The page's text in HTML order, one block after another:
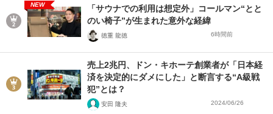
NEW
「サウナでの利用は想定外」コールマン“とと
のい椅子”が生まれた意外な経緯
徳重 龍徳 6時間前
売上2兆円、ドン・キホーテ創業者が「日本経
済を決定的にダメにした」と断言する“A級戦
犯”とは？
安田 隆夫 2024/06/26